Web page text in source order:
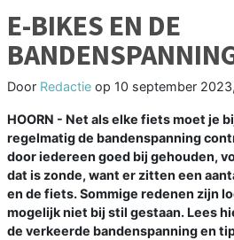
E-BIKES EN DE
Door Redactie op 10 september
HOORN - Net als elke fiets moet je
regelmatig de bandenspanning
door iedereen goed bij gehouden,
dat is zonde, want er zitten een
en de fiets. Sommige redenen zijn
mogelijk niet bij stil gestaan. Lees
de verkeerde bandenspanning en